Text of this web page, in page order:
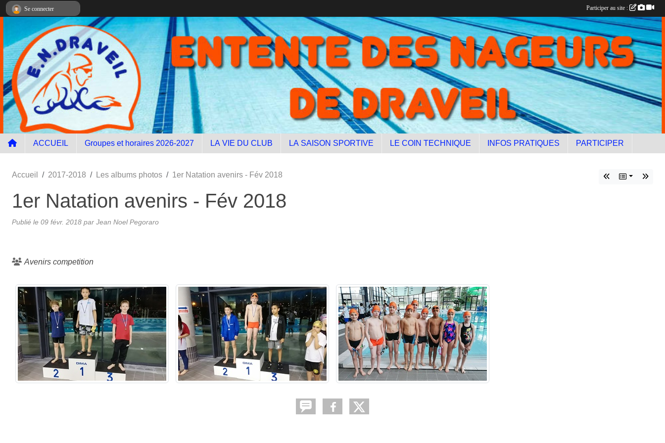
ACCUEIL Groupes et horaires 2026-2027 LA VIE DU CLUB LA SAISON SPORTIVE LE COIN TECHNIQUE INFOS PRATIQUES PARTICIPER
Accueil 2017-2018 Les albums photos 1er Natation avenirs - Fév 2018
1er Natation avenirs - Fév 2018
Publié le 09 févr. 2018 par Jean Noel Pegoraro
Avenirs competition
Se connecter Participer au site :
Panneau de gestion des cookies